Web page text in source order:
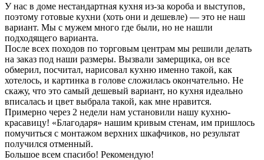
У нас в доме нестандартная кухня из-за короба и выступов,
поэтому готовые кухни (хоть они и дешевле) — это не наш
вариант. Мы с мужем много где были, но не нашли
подходящего варианта.
После всех походов по торговым центрам мы решили делать
на заказ под наши размеры. Вызвали замерщика, он все
обмерил, посчитал, нарисовал кухню именно такой, как
хотелось, и картинка в голове сложилась окончательно. Не
скажу, что это самый дешевый вариант, но кухня идеально
вписалась и цвет выбрала такой, как мне нравится.
Примерно через 2 недели нам установили нашу кухню-
красавицу! «Благодаря» нашим кривым стенам, им пришлось
помучиться с монтажом верхних шкафчиков, но результат
получился отменный.
Большое всем спасибо! Рекомендую!